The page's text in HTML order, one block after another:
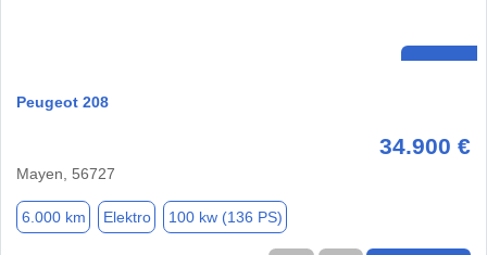
Peugeot 208
34.900 €
Mayen, 56727
6.000 km Elektro 100 kw (136 PS)